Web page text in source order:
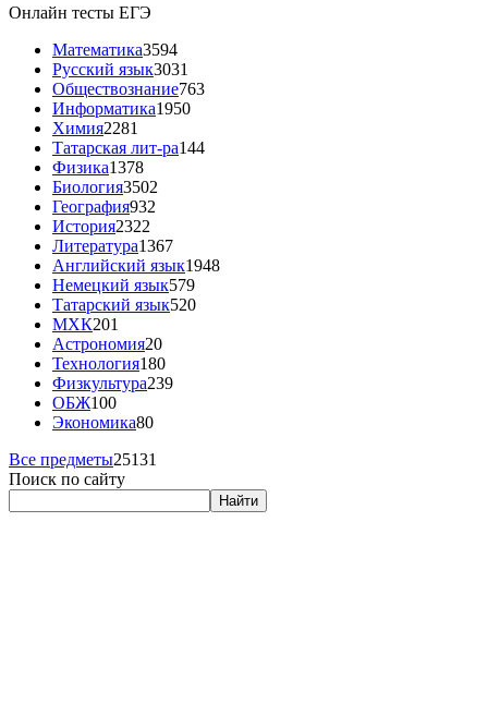
Онлайн тесты ЕГЭ
Математика3594
Русский язык3031
Обществознание763
Информатика1950
Химия2281
Татарская лит-ра144
Физика1378
Биология3502
География932
История2322
Литература1367
Английский язык1948
Немецкий язык579
Татарский язык520
МХК201
Астрономия20
Технология180
Физкультура239
ОБЖ100
Экономика80
Все предметы25131
Поиск по сайту
Найти